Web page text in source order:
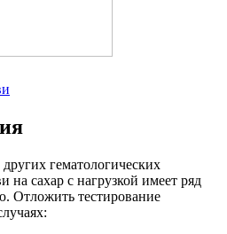
гематологических
на сахар с нагрузкой имеет ряд
Отложить тестирование